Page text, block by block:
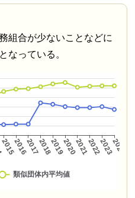
組合が少ないことなどに
なっている。